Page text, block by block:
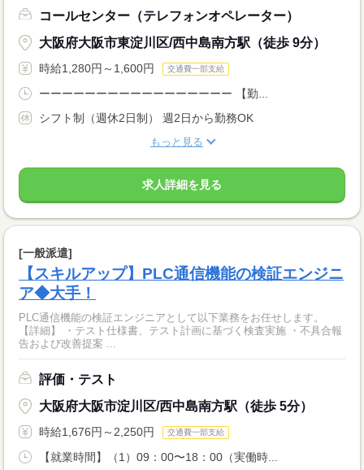
コールセンター（テレフォンオペレーター）
大阪府大阪市東淀川区/西中島南方駅（徒歩 9分）
時給1,280円～1,600円 交通費一部支給
ーーーーーーーーーーーーーーーーー 【勤...
シフト制（週休2日制） 週2日から勤務OK
もっと見る
求人詳細を見る
[一般派遣]
【スキルアップ】PLC通信機能の検証エンジニ
ア◆大手！
PLC通信機能の検証エンジニアとして以下業務をお任せします。
【詳細】 ・テスト仕様書、テスト計画に基づく検査実施 ・不具合報
告および改善提案 ...
評価・テスト
大阪府大阪市淀川区/西中島南方駅（徒歩 5分）
時給1,676円～2,250円 交通費一部支給
【就業時間】（1）09：00〜18：00（実働時...